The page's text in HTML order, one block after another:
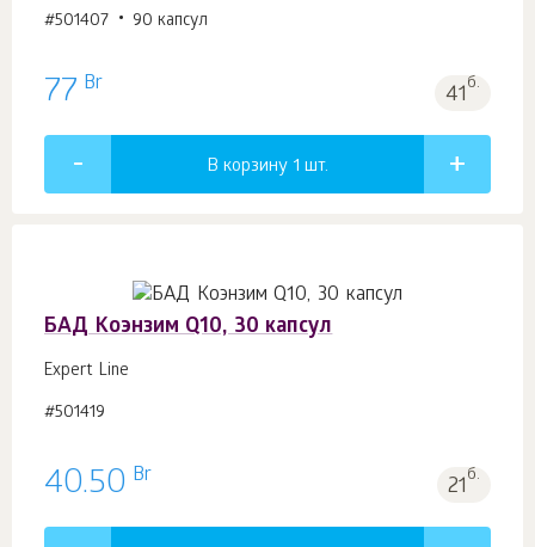
#501407 90 капсул
77 Br 41б.
В корзину 1 шт.
БАД Коэнзим Q10, 30 капсул
Expert Line
#501419
40.50 Br 21б.